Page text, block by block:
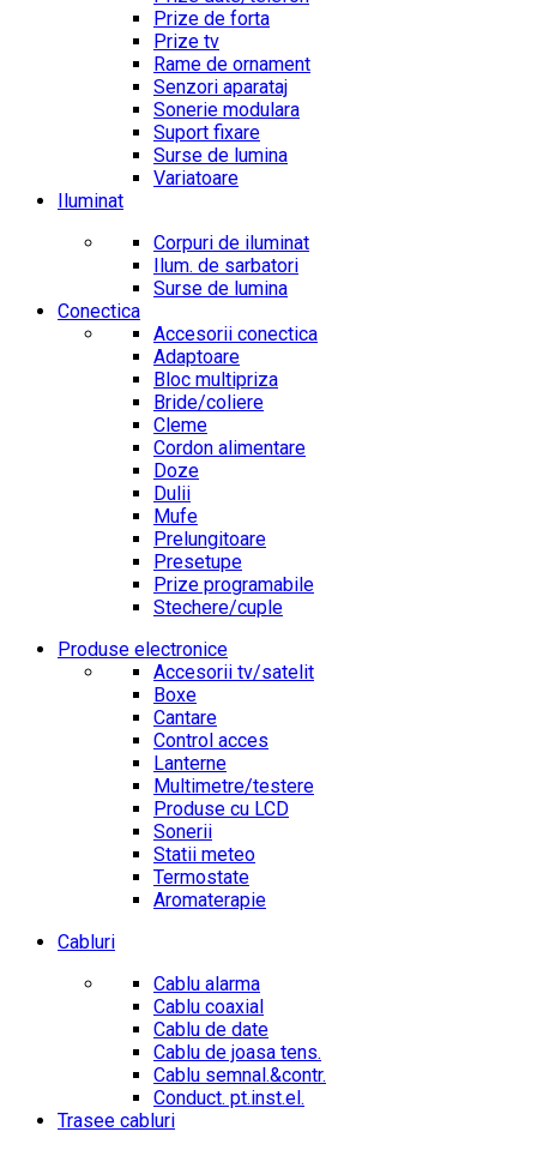
Prize de forta
Prize tv
Rame de ornament
Senzori aparataj
Sonerie modulara
Suport fixare
Surse de lumina
Variatoare
Iluminat
Corpuri de iluminat
Ilum. de sarbatori
Surse de lumina
Conectica
Accesorii conectica
Adaptoare
Bloc multipriza
Bride/coliere
Cleme
Cordon alimentare
Doze
Dulii
Mufe
Prelungitoare
Presetupe
Prize programabile
Stechere/cuple
Produse electronice
Accesorii tv/satelit
Boxe
Cantare
Control acces
Lanterne
Multimetre/testere
Produse cu LCD
Sonerii
Statii meteo
Termostate
Aromaterapie
Cabluri
Cablu alarma
Cablu coaxial
Cablu de date
Cablu de joasa tens.
Cablu semnal.&contr.
Conduct. pt.inst.el.
Trasee cabluri